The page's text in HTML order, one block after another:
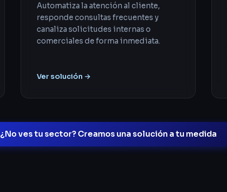
Automatiza la atención al cliente,
responde consultas frecuentes y
canaliza solicitudes internas o
comerciales de forma inmediata.
Ver solución →
¿No ves tu sector? Creamos una solución a tu medida